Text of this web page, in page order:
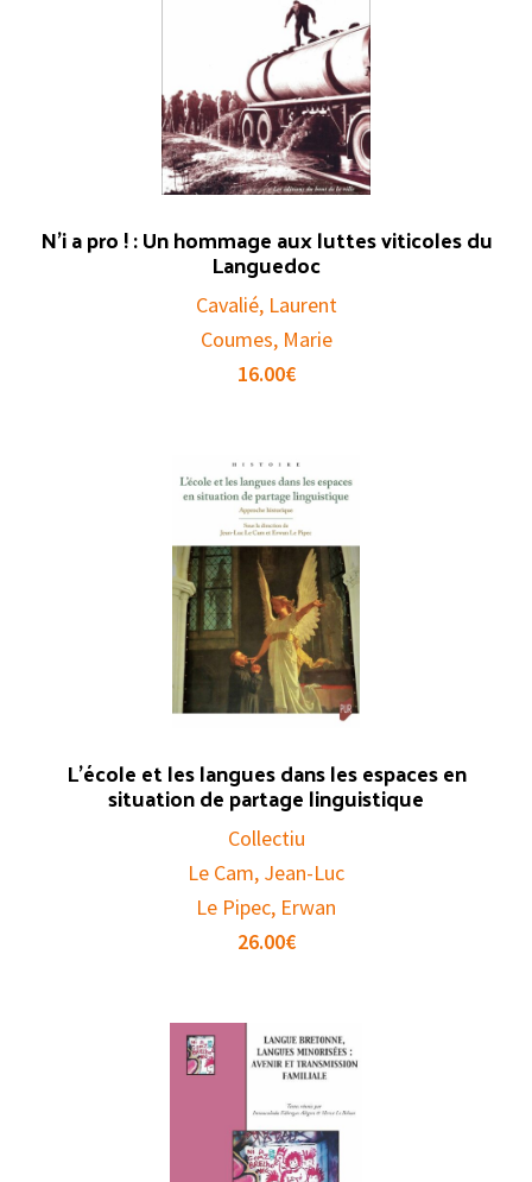
N’i a pro ! : Un hommage aux luttes viticoles du
Languedoc
Cavalié, Laurent
Coumes, Marie
16.00€
L’école et les langues dans les espaces en
situation de partage linguistique
Collectiu
Le Cam, Jean-Luc
Le Pipec, Erwan
26.00€